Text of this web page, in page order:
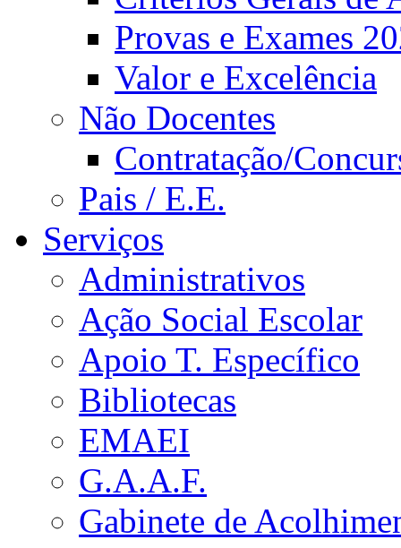
Provas e Exames
Valor e Excelência
Não Docentes
Contratação/
Pais / E.E.
Serviços
Administrativos
Ação Social Escolar
Apoio T. Específico
Bibliotecas
EMAEI
G.A.A.F.
Gabinete de